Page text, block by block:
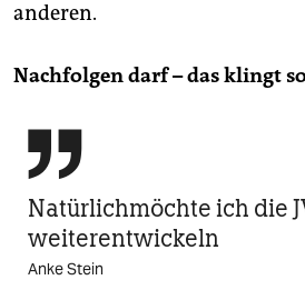
anderen.
Nachfolgen darf – das klingt

Natürlichmöchte ich die
weiterentwickeln
Anke Stein